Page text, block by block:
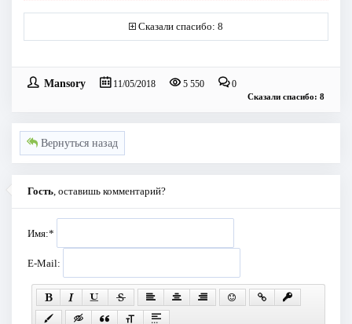
Сказали спасибо: 8
Mansory 11/05/2018 5 550 0
Сказали спасибо: 8
Вернуться назад
Гость, оставишь комментарий?
Имя:*
E-Mail: